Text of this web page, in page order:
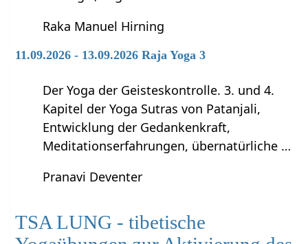
Raka Manuel Hirning
11.09.2026 - 13.09.2026 Raja Yoga 3
Der Yoga der Geisteskontrolle. 3. und 4.
Kapitel der Yoga Sutras von Patanjali,
Entwicklung der Gedankenkraft,
Meditationserfahrungen, übernatürliche …
Pranavi Deventer
TSA LUNG - tibetische